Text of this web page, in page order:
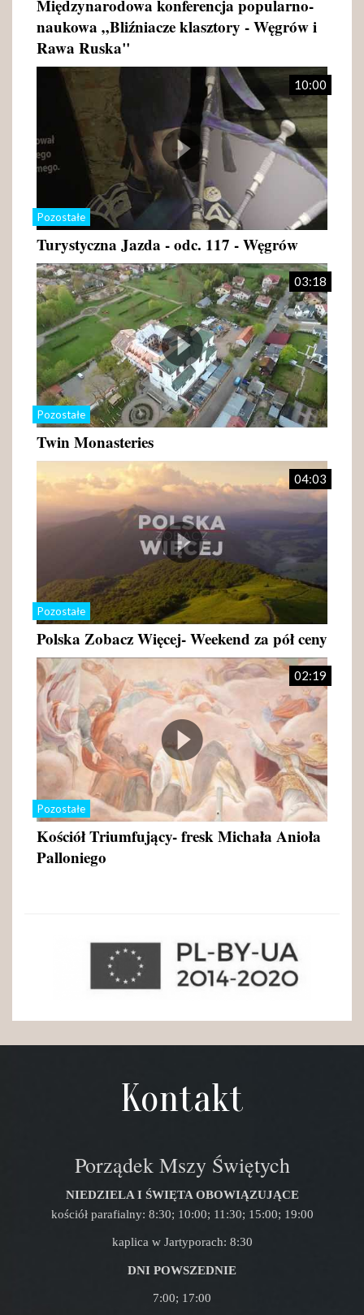
Międzynarodowa konferencja popularno-
naukowa „Bliźniacze klasztory - Węgrów i
Rawa Ruska"
Pozostałe
10:00
Turystyczna Jazda - odc. 117 - Węgrów
Pozostałe
03:18
Twin Monasteries
Pozostałe
04:03
Polska Zobacz Więcej- Weekend za pół ceny
Pozostałe
02:19
Kościół Triumfujący- fresk Michała Anioła
Palloniego
Kontakt
Porządek Mszy Świętych
NIEDZIELA I ŚWIĘTA OBOWIĄZUJĄCE
kościół parafialny: 8:30; 10:00; 11:30; 15:00; 19:00
kaplica w Jartyporach: 8:30
DNI POWSZEDNIE
7:00; 17:00